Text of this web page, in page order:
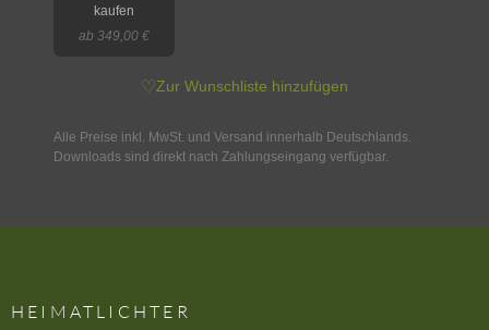
kaufen
ab 349,00 €
♡Zur Wunschliste hinzufügen
Alle Preise inkl. MwSt. und Versand innerhalb Deutschlands.
Downloads sind direkt nach Zahlungseingang verfügbar.
HEIMATLICHTER